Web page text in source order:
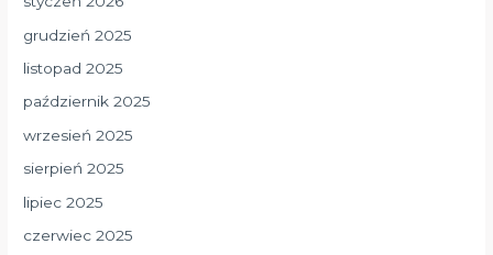
grudzień 2025
listopad 2025
październik 2025
wrzesień 2025
sierpień 2025
lipiec 2025
czerwiec 2025